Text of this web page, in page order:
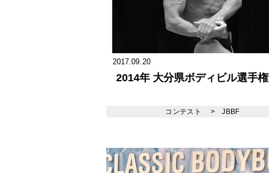
2017.09.20
2014年 大分県ボディビル選手権
コンテスト >JBBF